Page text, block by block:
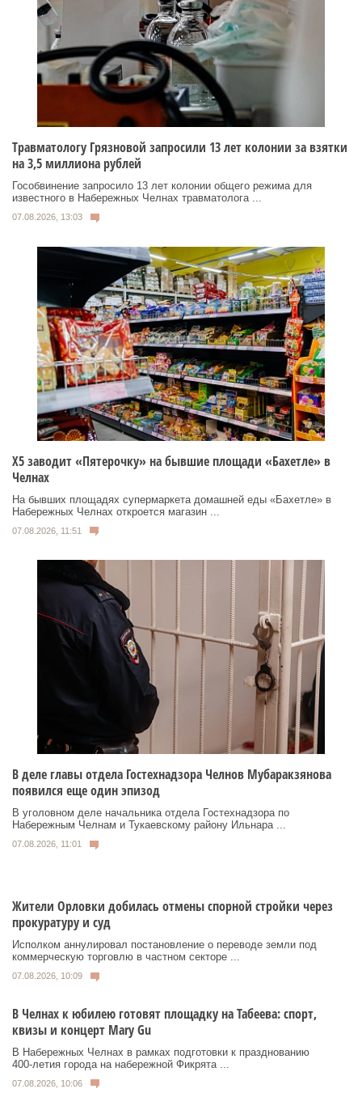
Травматологу Грязновой запросили 13 лет колонии за взятки
на 3,5 миллиона рублей
Гособвинение запросило 13 лет колонии общего режима для
известного в Набережных Челнах травматолога ...
07.08.2026, 13:03
Х5 заводит «Пятерочку» на бывшие площади «Бахетле» в
Челнах
На бывших площадях супермаркета домашней еды «Бахетле» в
Набережных Челнах откроется магазин ...
07.08.2026, 11:51
В деле главы отдела Гостехнадзора Челнов Мубаракзянова
появился еще один эпизод
В уголовном деле начальника отдела Гостехнадзора по
Набережным Челнам и Тукаевскому району Ильнара ...
07.08.2026, 11:01
Жители Орловки добилась отмены спорной стройки через
прокуратуру и суд
Исполком аннулировал постановление о переводе земли под
коммерческую торговлю в частном секторе ...
07.08.2026, 10:09
В Челнах к юбилею готовят площадку на Табеева: спорт,
квизы и концерт Mary Gu
В Набережных Челнах в рамках подготовки к празднованию
400‑летия города на набережной Фикрята ...
07.08.2026, 10:06